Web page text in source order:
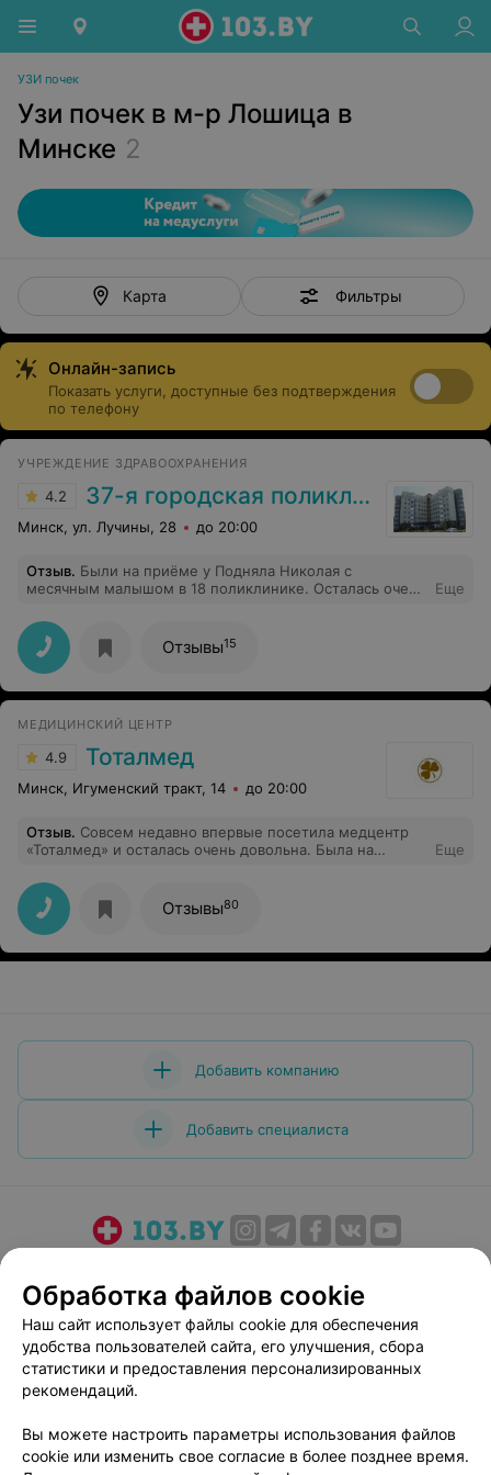
УЗИ почек
Узи почек в м-р Лошица в
Минске 2
Карта Фильтры
Онлайн-запись
Показать услуги, доступные без подтверждения
по телефону
УЧРЕЖДЕНИЕ ЗДРАВООХРАНЕНИЯ
4.2 37-я городская поликлиника
Минск, ул. Лучины, 28 до 20:00
Отзыв. Были на приёме у Подняла Николая с
месячным малышом в 18 поликлинике. Осталась очень
которые выходят за пределы его профиля (на мой
взгляд). Все подробно рассказал и показал на
примерах и картинках.
Еще
Отзывы15
МЕДИЦИНСКИЙ ЦЕНТР
4.9 Тоталмед
Минск, Игуменский тракт, 14 до 20:00
Отзыв. Совсем недавно впервые посетила медцентр
«Тоталмед» и осталась очень довольна. Была на
полную консультацию, все четко и по делу,
профессионально и доступно. В центре - светло,
аккуратно, дружелюбная атмосфера. Рекомендую!
Еще
Отзывы80
Добавить компанию
Добавить специалиста
Медицинский маркетинг
Публичный договор
Пользовательское соглашение
Способы оплаты
Вакансии
Партнеры
Персональные настройки cookie
Обработка файлов cookie
Наш сайт использует файлы cookie для обеспечения
удобства пользователей сайта, его улучшения, сбора
статистики и предоставления персонализированных
рекомендаций.
Вы можете настроить параметры использования файлов
cookie или изменить свое согласие в более позднее время.